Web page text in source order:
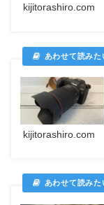
kijitorashiro.com
kijitorashiro.com